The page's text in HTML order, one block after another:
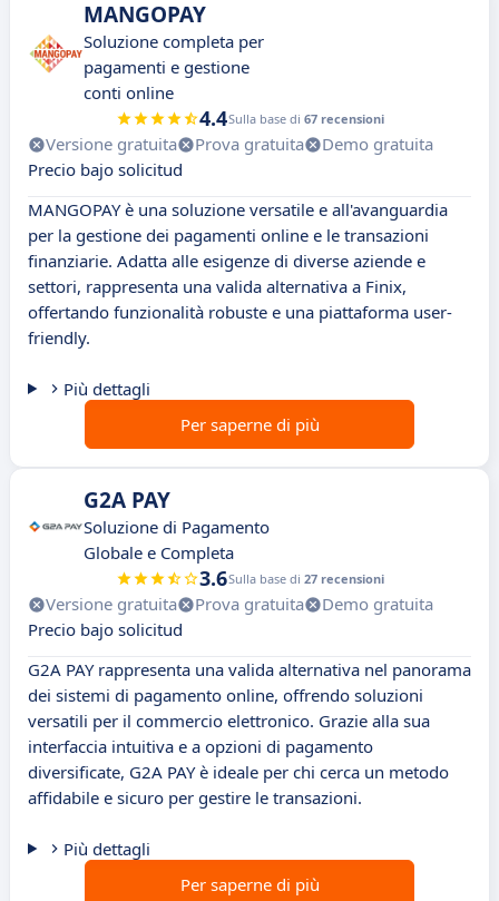
MANGOPAY
Soluzione completa per
pagamenti e gestione
conti online
4.4Sulla base di 67 recensioni
Versione gratuita Prova gratuita
Demo gratuita
Precio bajo solicitud
MANGOPAY è una soluzione versatile e all'avanguardia
per la gestione dei pagamenti online e le transazioni
finanziarie. Adatta alle esigenze di diverse aziende e
settori, rappresenta una valida alternativa a Finix,
offertando funzionalità robuste e una piattaforma user-
friendly.
Più dettagli
Per saperne di più
G2A PAY
Soluzione di Pagamento
Globale e Completa
3.6Sulla base di 27 recensioni
Versione gratuita Prova gratuita
Demo gratuita
Precio bajo solicitud
G2A PAY rappresenta una valida alternativa nel panorama
dei sistemi di pagamento online, offrendo soluzioni
versatili per il commercio elettronico. Grazie alla sua
interfaccia intuitiva e a opzioni di pagamento
diversificate, G2A PAY è ideale per chi cerca un metodo
affidabile e sicuro per gestire le transazioni.
Più dettagli
Per saperne di più